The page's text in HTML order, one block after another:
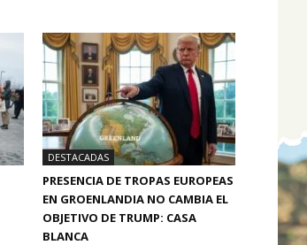
DESTACADAS
PRESENCIA DE TROPAS EUROPEAS
EN GROENLANDIA NO CAMBIA EL
OBJETIVO DE TRUMP: CASA
BLANCA